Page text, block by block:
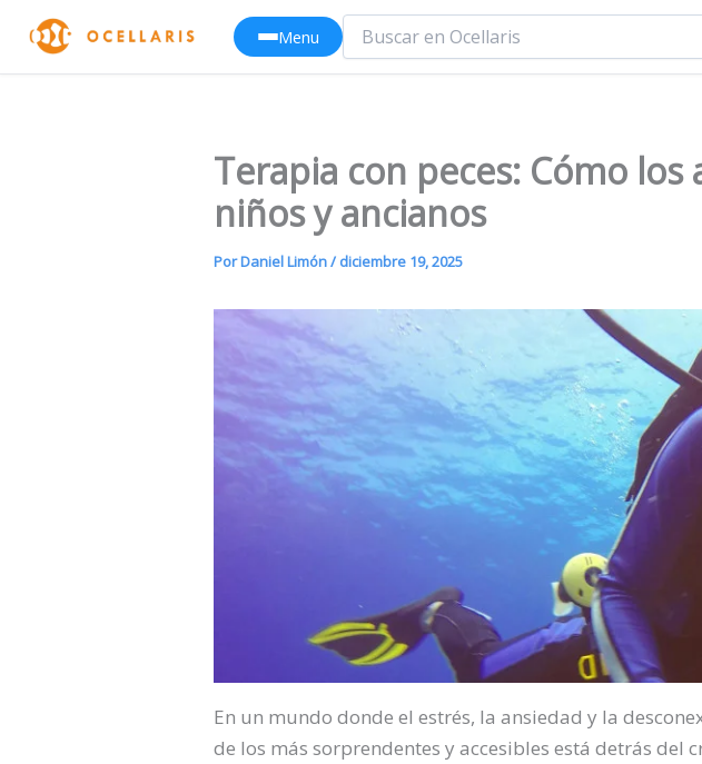
contenido
Menu
Terapia con peces: Cómo
niños y ancianos
PorDaniel Limón/ diciembre 19, 2025
En un mundo donde el estrés, la ansiedad y la
de los más sorprendentes y accesibles está detrás